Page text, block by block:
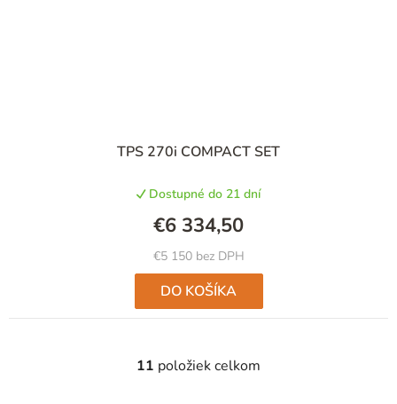
TPS 270i COMPACT SET
Dostupné do 21 dní
€5 150 bez DPH
€6 334,50
DO KOŠÍKA
O
11 položiek celkom